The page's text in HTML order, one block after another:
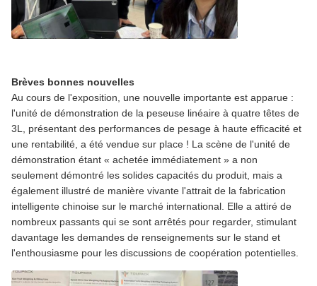
Brèves bonnes nouvelles
Au cours de l'exposition, une nouvelle importante est apparue :
l'unité de démonstration de la peseuse linéaire à quatre têtes de
3L, présentant des performances de pesage à haute efficacité et
une rentabilité, a été vendue sur place ! La scène de l'unité de
démonstration étant « achetée immédiatement » a non
seulement démontré les solides capacités du produit, mais a
également illustré de manière vivante l'attrait de la fabrication
intelligente chinoise sur le marché international. Elle a attiré de
nombreux passants qui se sont arrêtés pour regarder, stimulant
davantage les demandes de renseignements sur le stand et
l'enthousiasme pour les discussions de coopération potentielles.